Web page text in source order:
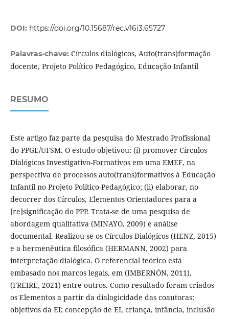
DOI: https://doi.org/10.15687/rec.v16i3.65727
Palavras-chave: Círculos dialógicos, Auto(trans)formação
docente, Projeto Político Pedagógico, Educação Infantil
RESUMO
Este artigo faz parte da pesquisa do Mestrado Profissional
do PPGE/UFSM. O estudo objetivou: (i) promover Círculos
Dialógicos Investigativo-Formativos em uma EMEF, na
perspectiva de processos auto(trans)formativos à Educação
Infantil no Projeto Político-Pedagógico; (ii) elaborar, no
decorrer dos Círculos, Elementos Orientadores para a
[re]significação do PPP. Trata-se de uma pesquisa de
abordagem qualitativa (MINAYO, 2009) e análise
documental. Realizou-se os Círculos Dialógicos (HENZ, 2015)
e a hermenêutica filosófica (HERMANN, 2002) para
interpretação dialógica. O referencial teórico está
embasado nos marcos legais, em (IMBERNÓN, 2011),
(FREIRE, 2021) entre outros. Como resultado foram criados
os Elementos a partir da dialogicidade das coautoras:
objetivos da EI; concepção de EI, criança, infância, inclusão